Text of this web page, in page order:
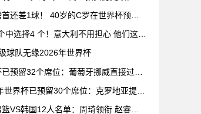
首还差1球！ 40岁的C罗在世界杯预赛
最佳射手
中选择4 个！意大利不用担心 他们这次
球队无缘2026年世界杯
预留32个席位：葡萄牙挪威直接过关
世界杯已预留30个席位：克罗地亚提前
VS韩国12人名单：周琦领衔 赵睿缺